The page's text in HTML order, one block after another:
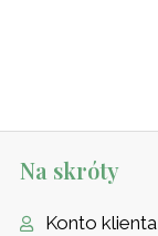
Na skróty
Konto klienta